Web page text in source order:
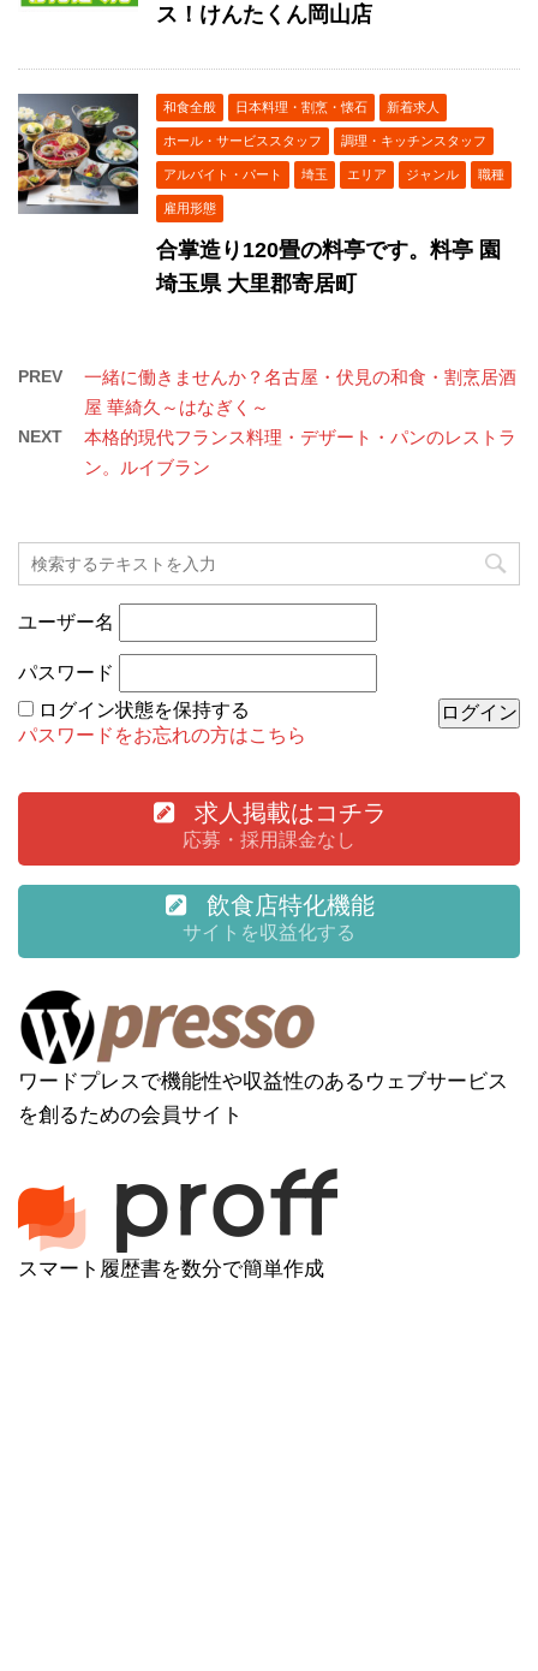
ス！けんたくん岡山店
和食全般 日本料理・割烹・懐石 新着求人
ホール・サービススタッフ 調理・キッチンスタッフ
アルバイト・パート 埼玉 エリア ジャンル 職種
雇用形態
合掌造り120畳の料亭です。料亭 園
埼玉県 大里郡寄居町
PREV
一緒に働きませんか？名古屋・伏見の和食・割烹居酒
屋 華綺久～はなぎく～
NEXT
本格的現代フランス料理・デザート・パンのレストラ
ン。ルイブラン
ユーザー名
パスワード
ログイン状態を保持する
パスワードをお忘れの方はこちら
求人掲載はコチラ
応募・採用課金なし
飲食店特化機能
サイトを収益化する
ワードプレスで機能性や収益性のあるウェブサービス
を創るための会員サイト
スマート履歴書を数分で簡単作成